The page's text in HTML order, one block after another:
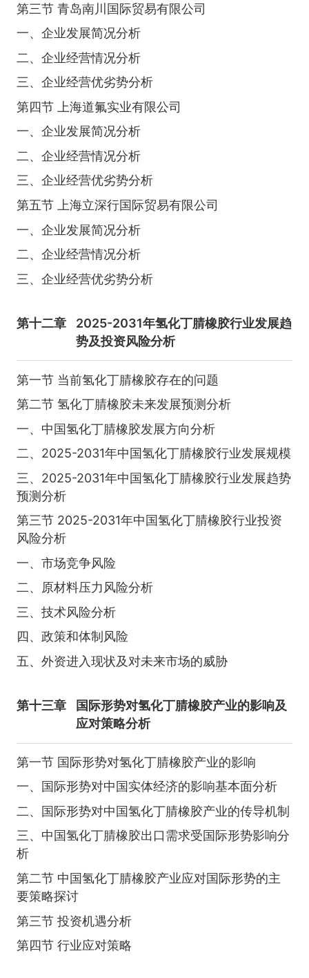
第三节 青岛南川国际贸易有限公司
一、企业发展简况分析
二、企业经营情况分析
三、企业经营优劣势分析
第四节 上海道氟实业有限公司
一、企业发展简况分析
二、企业经营情况分析
三、企业经营优劣势分析
第五节 上海立深行国际贸易有限公司
一、企业发展简况分析
二、企业经营情况分析
三、企业经营优劣势分析
第十二章
2025-2031年氢化丁腈橡胶行业发展趋
势及投资风险分析
第一节 当前氢化丁腈橡胶存在的问题
第二节 氢化丁腈橡胶未来发展预测分析
一、中国氢化丁腈橡胶发展方向分析
二、2025-2031年中国氢化丁腈橡胶行业发展规模
三、2025-2031年中国氢化丁腈橡胶行业发展趋势
预测分析
第三节 2025-2031年中国氢化丁腈橡胶行业投资
风险分析
一、市场竞争风险
二、原材料压力风险分析
三、技术风险分析
四、政策和体制风险
五、外资进入现状及对未来市场的威胁
第十三章
国际形势对氢化丁腈橡胶产业的影响及
应对策略分析
第一节 国际形势对氢化丁腈橡胶产业的影响
一、国际形势对中国实体经济的影响基本面分析
二、国际形势对中国氢化丁腈橡胶产业的传导机制
三、中国氢化丁腈橡胶出口需求受国际形势影响分
析
第二节 中国氢化丁腈橡胶产业应对国际形势的主
要策略探讨
第三节 投资机遇分析
第四节 行业应对策略